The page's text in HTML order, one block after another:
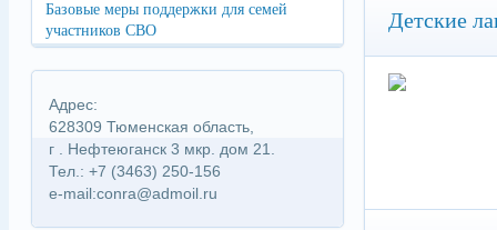
Базовые меры поддержки для семей
участников СВО
Адрес:
628309 Тюменская область,
г . Нефтеюганск 3 мкр. дом 21.
Тел.: +7 (3463) 250-156
e-mail:conra@admoil.ru
Детские